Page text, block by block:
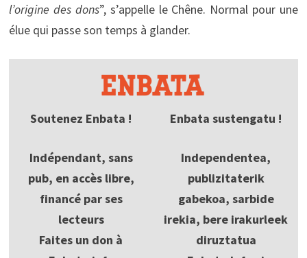
l’origine des dons”, s’appelle le Chêne. Normal pour une
élue qui passe son temps à glander.
Soutenez Enbata !
Indépendant, sans
pub, en accès libre,
financé par ses
lecteurs
Faites un don à
Enbata sustengatu !
Independentea,
publizitaterik
gabekoa, sarbide
irekia, bere irakurleek
diruztatua